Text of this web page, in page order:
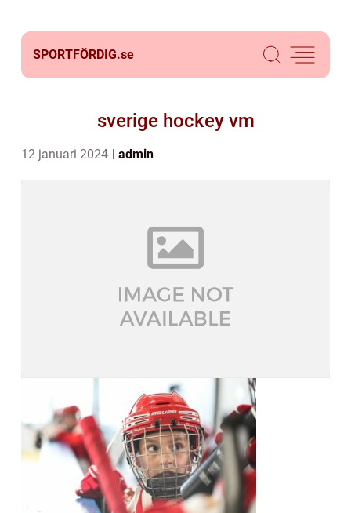
SPORTFÖRDIG.se
sverige hockey vm
12 januari 2024 admin